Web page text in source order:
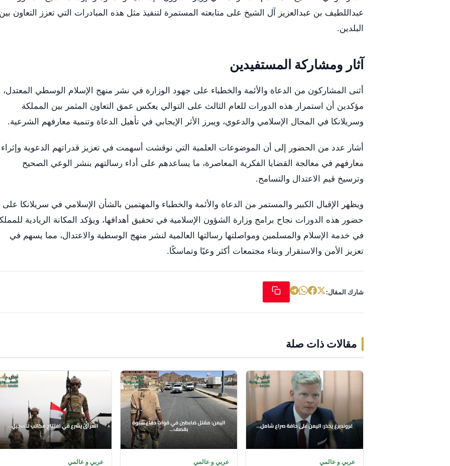
عبداللطيف بن عبدالعزيز آل الشيخ على متابعته المستمرة لتنفيذ مثل هذه المبادرات التي تعزز التعاون
البلدين.
آثار ومشاركة المستفيدين
أثنى المشاركون من الدعاة والأئمة والخطباء على جهود الوزارة في نشر منهج الإسلام الوسطي المعتدل،
مؤكدين أن استمرار هذه الدورات للعام الثالث على التوالي يعكس عمق التعاون المثمر بين المملكة
وسريلانكا في المجال الإسلامي والدعوي، ويبرز الأثر الإيجابي في تأهيل الدعاة وتنمية معارفهم الشرعية.
أشار عدد من الحضور إلى أن الموضوعات العلمية التي نوقشت أسهمت في تعزيز قدراتهم الدعوية وإثراء
معارفهم في معالجة القضايا الفكرية المعاصرة، ما يساعدهم على أداء رسالتهم بنشر الوعي الصحيح
وترسيخ قيم الاعتدال والتسامح.
ويظهر الإقبال الكبير والمستمر من الدعاة والأئمة والخطباء والمهتمين بالشأن الإسلامي في سريلانكا على
حضور هذه الدورات نجاح برامج وزارة الشؤون الإسلامية في تحقيق أهدافها، ويؤكد المكانة الريادية
في خدمة الإسلام والمسلمين ومواصلتها رسالتها العالمية لنشر منهج الوسطية والاعتدال، مما يسهم في
تعزيز الأمن والاستقرار وبناء مجتمعات أكثر وعيًا وتماسكًا.
شارك المقال:
مقالات ذات صلة
عربي و عالمي عربي و عالمي عربي و عالمي